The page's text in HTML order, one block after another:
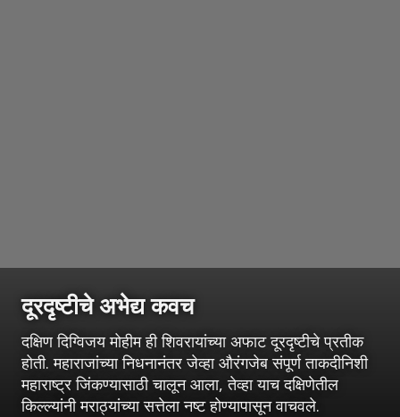
दूरदृष्टीचे अभेद्य कवच
दक्षिण दिग्विजय मोहीम ही शिवरायांच्या अफाट दूरदृष्टीचे प्रतीक
होती. महाराजांच्या निधनानंतर जेव्हा औरंगजेब संपूर्ण ताकदीनिशी
महाराष्ट्र जिंकण्यासाठी चालून आला, तेव्हा याच दक्षिणेतील
किल्ल्यांनी मराठ्यांच्या सत्तेला नष्ट होण्यापासून वाचवले.